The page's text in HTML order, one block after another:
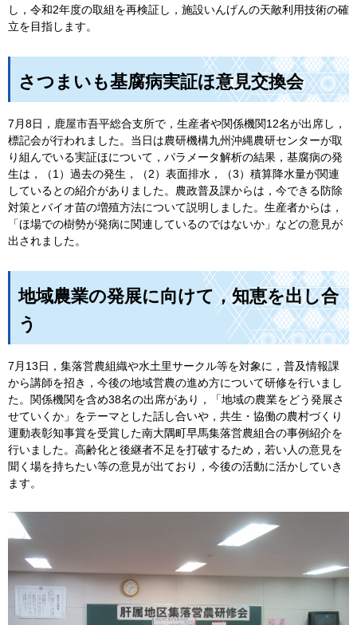
し，令和2年度の取組を再検証し，施設いんげんの天敵利用技術の確
立を目指します。
さつまいも基腐病実証ほ意見交換会
7月8日，鹿屋市吾平総合支所で，生産者や関係機関12名が出席し，
標記会が行われました。当日は農研機構九州沖縄農研センターが取
り組んでいる実証ほについて，パラメータ解析の結果，基腐病の発
生は，（1）過去の発生，（2）表面排水，（3）積算降水量が関連
しているとの紹介がありました。農政普及課からは，今できる防除
対策とバイオ苗の増殖方法について説明しました。生産者からは，
「ほ場での樹勢が発病に関連しているのではないか」などの意見が
出されました。
地域農業の発展に向けて，知恵を出し合
う
7月13日，集落営農組織や水土里サークル等を対象に，普及情報課
から講師を招き，今後の地域営農の進め方について研修を行いまし
た。関係機関を含め38名の出席があり，「地域の農業をどう発展さ
せていくか」をテーマとした話し合いや，共生・協働の農村づくり
運動表彰知事賞を受賞した南大隅町早馬集落営農組合の事例紹介を
行いました。高齢化と後継者不足を打破するため，若い人の意見を
聞く場を持ちたい等の意見が出ており，今後の活動に活かしていき
ます。